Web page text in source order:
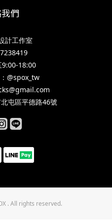
們
計工作室
9:00-18:00
@spox_tw
屯區平德路46號
. All rights reserved.